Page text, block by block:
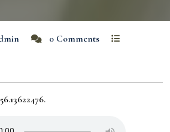
0 Comments